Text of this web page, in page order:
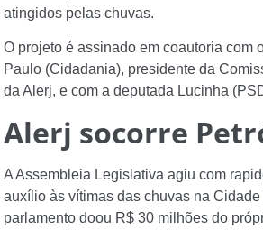
atingidos pelas chuvas.
O projeto é assinado em coautoria com
Paulo (Cidadania), presidente da
da Alerj, e com a deputada Lucinha
Alerj socorre
A Assembleia Legislativa agiu com
auxílio às vítimas das chuvas na Cidade
parlamento doou R$ 30 milhões do